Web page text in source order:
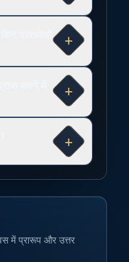
+
+
+
में प्रारूप और उत्तर